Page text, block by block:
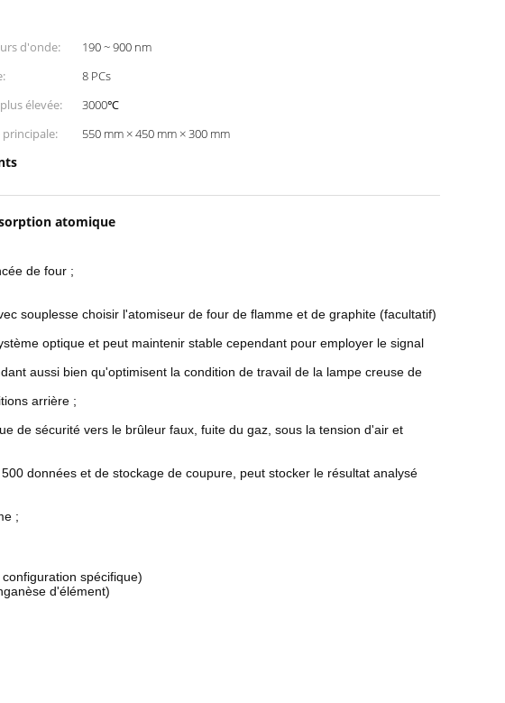
d'onde:
190 ~ 900 nm
8 PCs
élevée:
3000℃
550 mm × 450 mm × 300 mm
atomique
de four ;
souplesse choisir l'atomiseur de four de flamme et de graphite (facultatif)
optique et peut maintenir stable cependant pour employer le signal
aussi bien qu'optimisent la condition de travail de la lampe creuse de
arrière ;
de sécurité vers le brûleur faux, fuite du gaz, sous la tension d'air et
données et de stockage de coupure, peut stocker le résultat analysé
;
spécifique)
d'élément)